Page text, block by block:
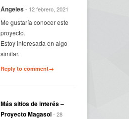
Ángeles - 12 febrero, 2021
Me gustaría conocer este
proyecto.
Estoy interesada en algo
similar.
Reply to comment→
Más sitios de interés –
Proyecto Magasol- 28